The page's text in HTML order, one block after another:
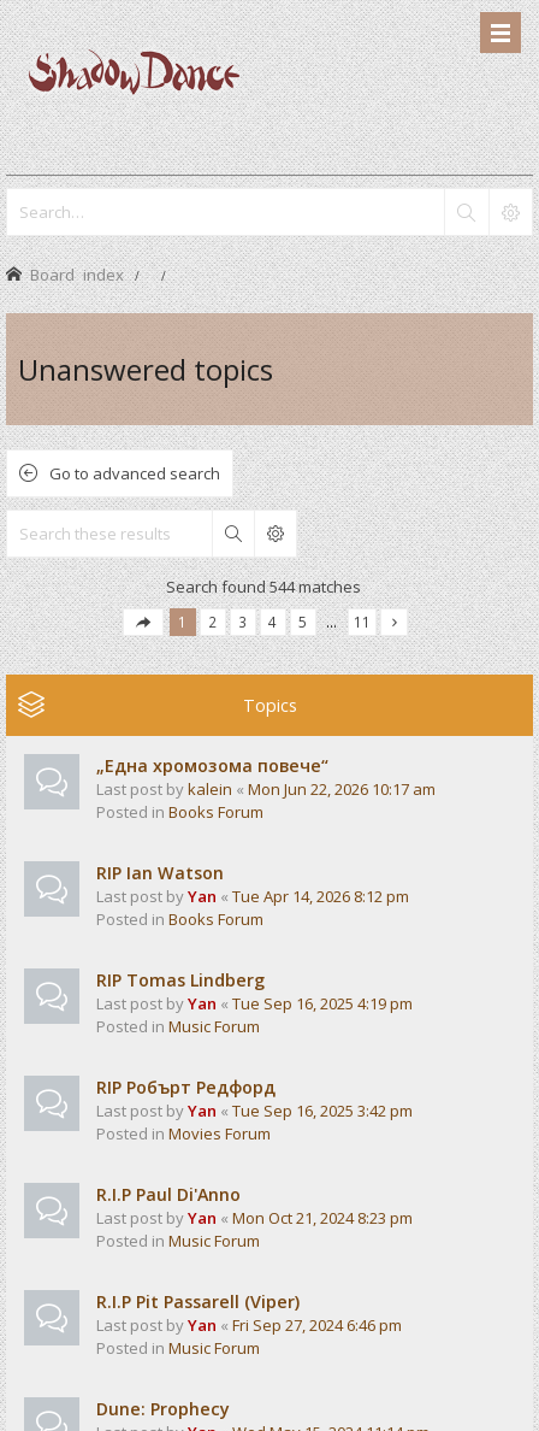
Board index
Unanswered topics
Go to advanced search
Search
Search found 544 matches
1 2 3 4 5 … 11
Topics
„Една хромозома повече“
Last post bykalein « Mon Jun 22, 2026 10:17 am
Posted in Books Forum
RIP Ian Watson
Last post byYan « Tue Apr 14, 2026 8:12 pm
Posted in Books Forum
RIP Tomas Lindberg
Last post byYan « Tue Sep 16, 2025 4:19 pm
Posted in Music Forum
RIP Робърт Редфорд
Last post byYan « Tue Sep 16, 2025 3:42 pm
Posted in Movies Forum
R.I.P Paul Di'Anno
Last post byYan « Mon Oct 21, 2024 8:23 pm
Posted in Music Forum
R.I.P Pit Passarell (Viper)
Last post byYan « Fri Sep 27, 2024 6:46 pm
Posted in Music Forum
Dune: Prophecy